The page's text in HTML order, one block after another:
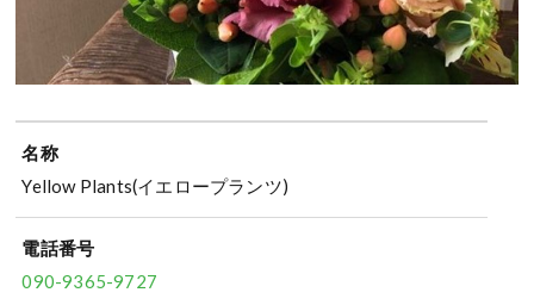
名称
Yellow Plants(イエロープランツ)
電話番号
090-9365-9727